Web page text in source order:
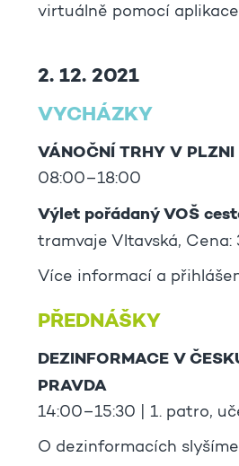
virtuálně pomocí
2. 12. 2021
VYCHÁZKY
VÁNOČNÍ TRHY V PLZNI
08:00–18:00
Výlet pořádaný VOŠ
tramvaje Vltavská, Cena:
Více informací a
PŘEDNÁŠKY
DEZINFORMACE V
PRAVDA
14:00–15:30 | 1. patro,
O dezinformacích